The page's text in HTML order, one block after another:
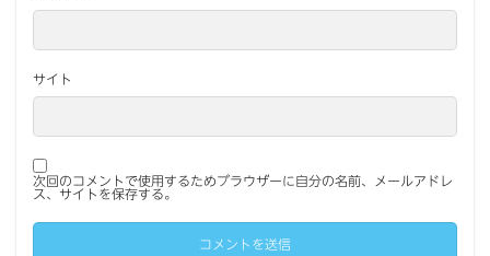
サイト
次回のコメントで使用するためブラウザーに自分の名前、メールアドレ
ス、サイトを保存する。